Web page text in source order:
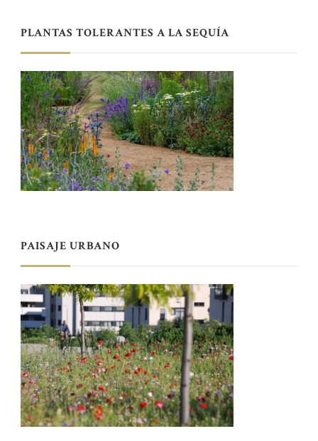
PLANTAS TOLERANTES A LA SEQUÍA
PAISAJE URBANO